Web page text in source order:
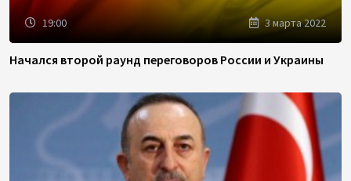
19:00 3 марта 2022
Начался второй раунд переговоров России и Украины